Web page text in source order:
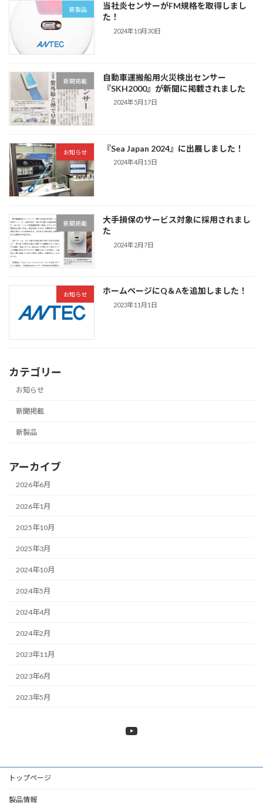
新製品
当社炎センサーがFM規格を取得しまし
た！
2024年10月30日
新聞掲載
自動車運搬船用火災検出センサー
『SKH2000』が新聞に掲載されました
2024年5月17日
お知らせ 『Sea Japan 2024』に出展しました！
2024年4月15日
新聞掲載
大手損保のサービス対象に採用されまし
た
2024年2月7日
お知らせ ホームページにQ＆Aを追加しました！
2023年11月1日
カテゴリー
お知らせ
新聞掲載
新製品
アーカイブ
2026年6月
2026年1月
2025年10月
2025年3月
2024年10月
2024年5月
2024年4月
2024年2月
2023年11月
2023年6月
2023年5月
YouTube
トップページ
製品情報